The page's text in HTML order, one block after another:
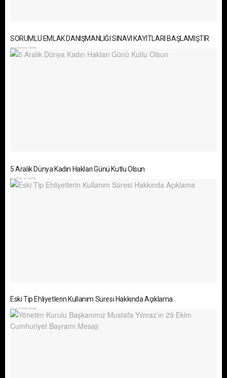
SORUMLU EMLAK DANIŞMANLIĞI SINAVI KAYITLARI BAŞLAMIŞTIR
20 NISAN 2026
5 Aralık Dünya Kadın Hakları Günü Kutlu Olsun
5 ARALIK 2025
Eski Tip Ehliyetlerin Kullanım Süresi Hakkında Açıklama
21 KASIM 2025